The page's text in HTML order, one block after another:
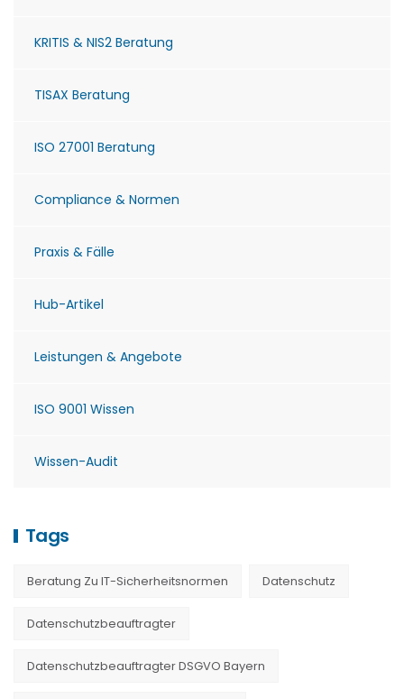
KRITIS & NIS2 Beratung
TISAX Beratung
ISO 27001 Beratung
Compliance & Normen
Praxis & Fälle
Hub-Artikel
Leistungen & Angebote
ISO 9001 Wissen
Wissen-Audit
Tags
Beratung Zu IT-Sicherheitsnormen Datenschutz
Datenschutzbeauftragter
Datenschutzbeauftragter DSGVO Bayern